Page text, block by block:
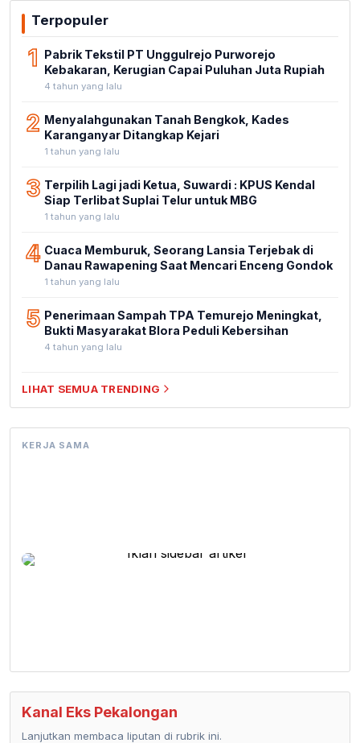
Terpopuler
1 Pabrik Tekstil PT Unggulrejo Purworejo
Kebakaran, Kerugian Capai Puluhan Juta Rupiah
4 tahun yang lalu
2 Menyalahgunakan Tanah Bengkok, Kades
Karanganyar Ditangkap Kejari
1 tahun yang lalu
3 Terpilih Lagi jadi Ketua, Suwardi : KPUS Kendal
Siap Terlibat Suplai Telur untuk MBG
1 tahun yang lalu
4 Cuaca Memburuk, Seorang Lansia Terjebak di
Danau Rawapening Saat Mencari Enceng Gondok
1 tahun yang lalu
5 Penerimaan Sampah TPA Temurejo Meningkat,
Bukti Masyarakat Blora Peduli Kebersihan
4 tahun yang lalu
LIHAT SEMUA TRENDING
KERJA SAMA
Kanal Eks Pekalongan
Lanjutkan membaca liputan di rubrik ini.